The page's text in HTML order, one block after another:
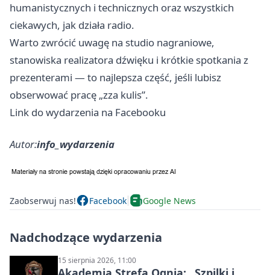
humanistycznych i technicznych oraz wszystkich
ciekawych, jak działa radio.
Warto zwrócić uwagę na studio nagraniowe,
stanowiska realizatora dźwięku i krótkie spotkania z
prezenterami — to najlepsza część, jeśli lubisz
obserwować pracę „zza kulis”.
Link do wydarzenia na Facebooku
Autor:info_wydarzenia
Zaobserwuj nas! Facebook Google News
Nadchodzące wydarzenia
15 sierpnia 2026, 11:00